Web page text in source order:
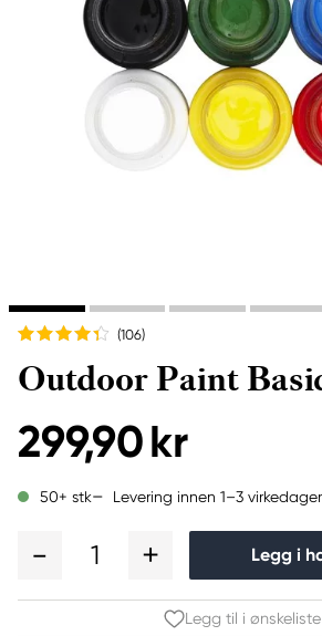
(106)
Outdoor Paint
299,90 kr
50+ stk Levering innen 1–3 virkedager
1 Legg i
Legg til i ønskeliste